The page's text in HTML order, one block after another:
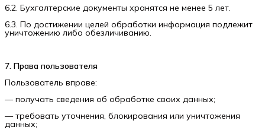
6.2. Бухгалтерские документы хранятся не менее 5 лет.
6.3. По достижении целей обработки информация подлежит
уничтожению либо обезличиванию.
7. Права пользователя
Пользователь вправе:
— получать сведения об обработке своих данных;
— требовать уточнения, блокирования или уничтожения
данных;